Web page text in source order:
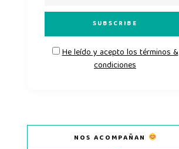
He leído y acepto los términos &
condiciones
NOS ACOMPAÑAN